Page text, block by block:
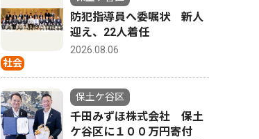
トップニュース 経済
天王町の企業 美容のワクワ
ク伝えたい 18日、横浜駅近
くで催し
西谷浄
発信
社会
防犯指導員へ委嘱状 新人
迎え、22人着任
2026.08.06
保土ケ谷区
千田みずほ株式会社 保土
ケ谷区に１００万円寄付